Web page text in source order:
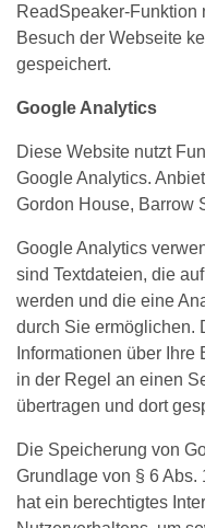
ReadSpeaker-Funktion
Besuch der Webseite
gespeichert.
Google Analytics
Diese Website nutzt
Google Analytics.
Gordon House, Barrow
Google Analytics
sind Textdateien, die
werden und die eine
durch Sie ermöglichen.
Informationen über
in der Regel an einen
übertragen und dort
Die Speicherung von
Grundlage von § 6 Abs.
hat ein berechtigtes